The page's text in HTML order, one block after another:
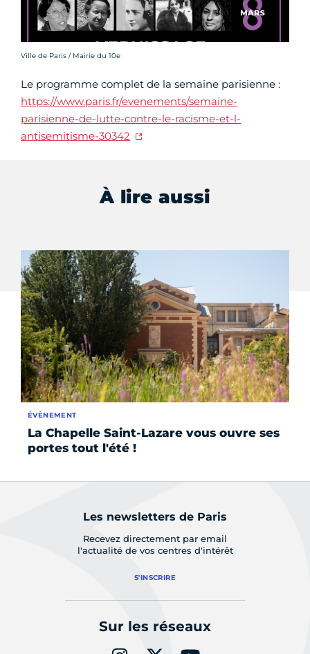
Crédit photo :
Ville de Paris / Mairie du 10e
Le programme complet de la semaine parisienne :
https://www.paris.fr/evenements/semaine-
parisienne-de-lutte-contre-le-racisme-et-l-
antisemitisme-30342
À lire aussi
La Chapelle Saint-Lazare vous ouvre ses
portes tout l'été !
ÉVÈNEMENT
Les newsletters de Paris
Recevez directement par email
l'actualité de vos centres d'intérêt
S'INSCRIRE
Sur les réseaux